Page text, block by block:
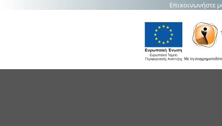
Επικοινωνήστε